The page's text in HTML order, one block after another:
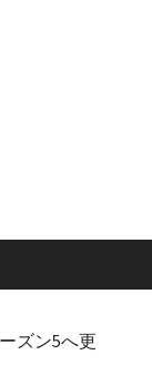
ズン5へ更